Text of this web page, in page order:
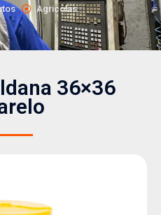
Agricolas
36×36